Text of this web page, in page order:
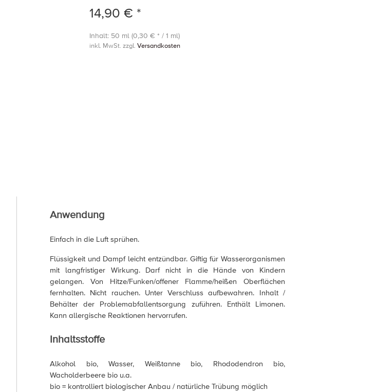
14,90 € *
Inhalt: 50 ml (0,30 € * / 1 ml)
inkl. MwSt. zzgl. Versandkosten
Anwendung
Einfach in die Luft sprühen.
Flüssigkeit und Dampf leicht entzündbar. Giftig für Wasserorganismen
mit langfristiger Wirkung. Darf nicht in die Hände von Kindern
gelangen. Von Hitze/Funken/offener Flamme/heißen Oberflächen
fernhalten. Nicht rauchen. Unter Verschluss aufbewahren. Inhalt /
Behälter der Problemabfallentsorgung zuführen. Enthält Limonen.
Kann allergische Reaktionen hervorrufen.
Inhaltsstoffe
Alkohol bio, Wasser, Weißtanne bio, Rhododendron bio,
Wacholderbeere bio u.a.
bio = kontrolliert biologischer Anbau / natürliche Trübung möglich